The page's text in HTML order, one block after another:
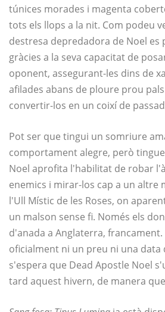
túnices morades i magenta
tots els llops a la nit. Com podeu
destresa depredadora de Noel es
gràcies a la seva capacitat de
oponent, assegurant-les dins de
afilades abans de ploure prou
convertir-los en un coixí de
Pot ser que tingui un somriure
comportament alegre, però
Noel aprofita l'habilitat de robar
enemics i mirar-los cap a un altre
l'Ull Místic de les Roses, on
un malson sense fi. Només els
d'anada a Anglaterra,
oficialment ni un preu ni una data
s'espera que Dead Apostle Noel
tard aquest hivern, de manera